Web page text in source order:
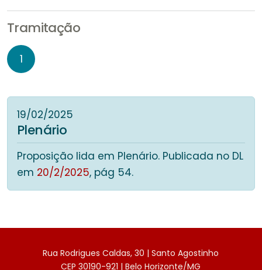
Tramitação
1
19/02/2025
Plenário
Proposição lida em Plenário. Publicada no DL
em 20/2/2025, pág 54.
Rua Rodrigues Caldas, 30 | Santo Agostinho
CEP 30190-921 | Belo Horizonte/MG